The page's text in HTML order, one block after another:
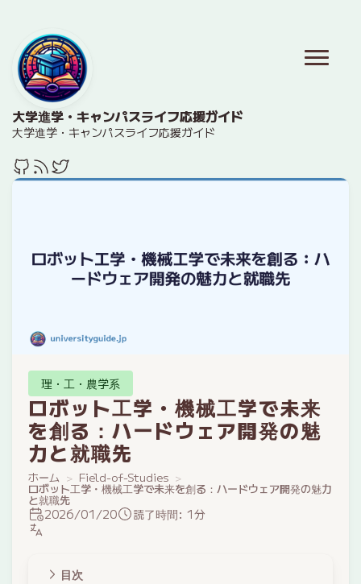
大学進学・キャンパスライフ応援ガイド
大学進学・キャンパスライフ応援ガイド
理・工・農学系
ロボット工学・機械工学で未来
を創る：ハードウェア開発の魅
力と就職先
ホーム Field-of-Studies
ロボット工学・機械工学で未来を創る：ハードウェア開発の魅力
と就職先
2026/01/20 読了時間: 1分
目次